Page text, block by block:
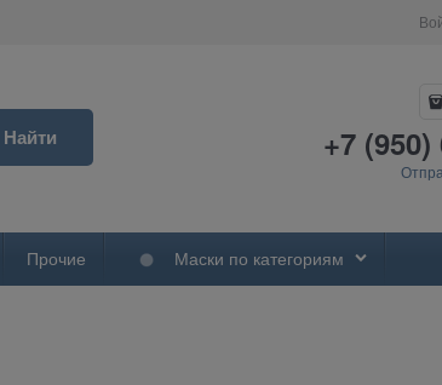
Найти +7 (950)
Прочие Маски по категориям